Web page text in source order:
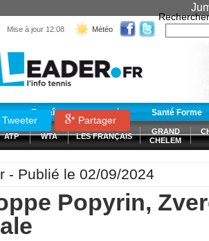
Mise à jour 12:08 Météo
Rechercher
Entraînement Santé Forme
ATP WTA LES FRANÇAIS
GRAND
CHELEM
Tweeter Partager
- Publié le 02/09/2024
Popyrin,